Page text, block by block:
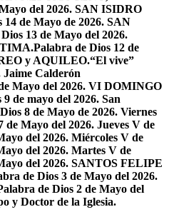
del 2026. SAN ISIDRO
14 de Mayo de 2026. SAN
13 de Mayo del 2026.
Palabra de Dios 12 de
y AQUILEO.“El vive”
Jaime Calderón
Mayo del 2026. VI DOMINGO
de mayo del 2026. San
8 de Mayo de 2026. Viernes
de Mayo del 2026. Jueves V de
del 2026. Miércoles V de
del 2026. Martes V de
del 2026. SANTOS FELIPE
de Dios 3 de Mayo del 2026.
de Dios 2 de Mayo del
y Doctor de la Iglesia.